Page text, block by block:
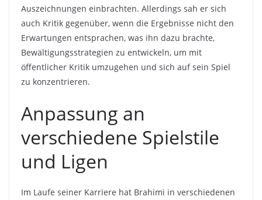
Auszeichnungen einbrachten. Allerdings sah er sich
auch Kritik gegenüber, wenn die Ergebnisse nicht den
Erwartungen entsprachen, was ihn dazu brachte,
Bewältigungsstrategien zu entwickeln, um mit
öffentlicher Kritik umzugehen und sich auf sein Spiel
zu konzentrieren.
Anpassung an
verschiedene Spielstile
und Ligen
Im Laufe seiner Karriere hat Brahimi in verschiedenen